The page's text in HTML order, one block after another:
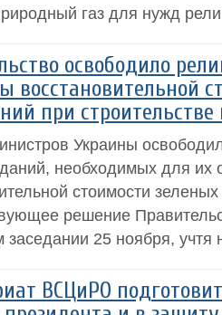
газ для нужд
освободило
восстановительной
при строительстве
Украины
необходимых для их
стоимости
решение
заседании 25 ноября, учтя
ВСЦиРО